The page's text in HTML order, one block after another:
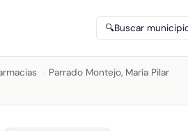
🔍Buscar
Parrado Montejo, María Pilar